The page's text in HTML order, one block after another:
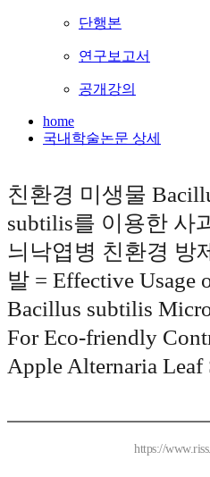
단행본
연구보고서
공개강의
home
국내학술논문 상세
친환경 미생물
subtilis를 이용한 사
늬낙엽병 친환경 방
발 = Effective Usage
Bacillus subtilis
For Eco-friendly
Apple Alternaria Leaf
https://